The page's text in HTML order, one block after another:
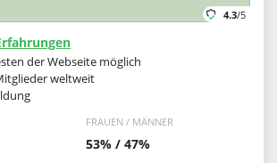
4.3/5
der Webseite möglich
weltweit
FRAUEN / MÄNNER
53% / 47%